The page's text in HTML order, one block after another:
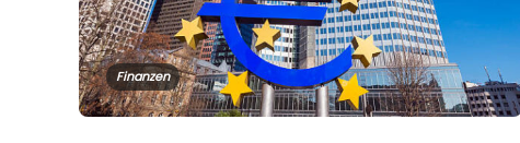
Finanzen